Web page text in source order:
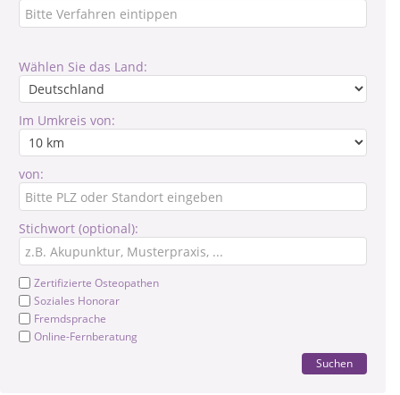
Wählen Sie das Land:
Im Umkreis von:
von:
Stichwort (optional):
Zertifizierte Osteopathen
Soziales Honorar
Fremdsprache
Online-Fernberatung
Suchen